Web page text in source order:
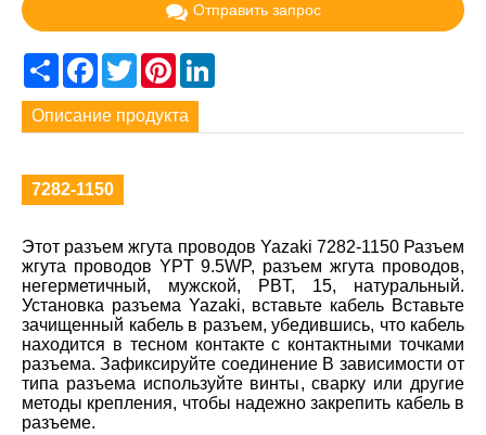
Отправить запрос
ShareFacebook
TwitterPinterest
Описание продукта
7282-1150
Этот разъем жгута проводов Yazaki 7282-1150 Разъем
жгута проводов YPT 9.5WP, разъем жгута проводов,
негерметичный, мужской, PBT, 15, натуральный.
Установка разъема Yazaki, вставьте кабель Вставьте
зачищенный кабель в разъем, убедившись, что кабель
находится в тесном контакте с контактными точками
разъема. Зафиксируйте соединение В зависимости от
типа разъема используйте винты, сварку или другие
методы крепления, чтобы надежно закрепить кабель в
разъеме.